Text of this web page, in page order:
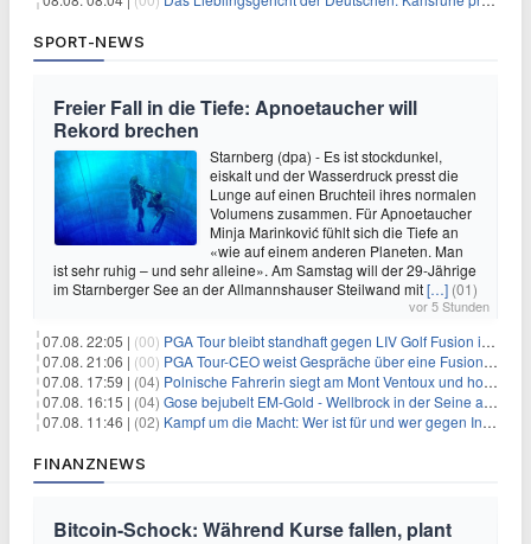
SPORT-NEWS
Freier Fall in die Tiefe: Apnoetaucher will
Rekord brechen
Starnberg (dpa) - Es ist stockdunkel,
eiskalt und der Wasserdruck presst die
Lunge auf einen Bruchteil ihres normalen
Volumens zusammen. Für Apnoetaucher
Minja Marinković fühlt sich die Tiefe an
«wie auf einem anderen Planeten. Man
ist sehr ruhig – und sehr alleine». Am Samstag will der 29-Jährige
im Starnberger See an der Allmannshauser Steilwand mit[…] (01)
vor 5 Stunden
07.08. 22:05 | (00) PGA Tour bleibt standhaft gegen LIV Golf Fusion in einem sich wandelnden Sportumfeld
07.08. 21:06 | (00) PGA Tour-CEO weist Gespräche über eine Fusion mit LIV Golf zurück und bekräftigt die Wettbewerbslandschaft
07.08. 17:59 | (04) Polnische Fahrerin siegt am Mont Ventoux und holt Tour-Gelb
07.08. 16:15 | (04) Gose bejubelt EM-Gold - Wellbrock in der Seine ausgebremst
07.08. 11:46 | (02) Kampf um die Macht: Wer ist für und wer gegen Infantino?
FINANZNEWS
Bitcoin-Schock: Während Kurse fallen, plant